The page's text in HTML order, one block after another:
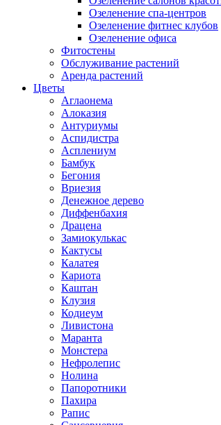
Озеленение спа-центров
Озеленение фитнес клубов
Озеленение офиса
Фитостены
Обслуживание растений
Аренда растений
Цветы
Аглаонема
Алоказия
Антуриумы
Аспидистра
Асплениум
Бамбук
Бегония
Вриезия
Денежное дерево
Диффенбахия
Драцена
Замиокулькас
Кактусы
Калатея
Кариота
Каштан
Клузия
Кодиеум
Ливистона
Маранта
Монстера
Нефролепис
Нолина
Папоротники
Пахира
Рапис